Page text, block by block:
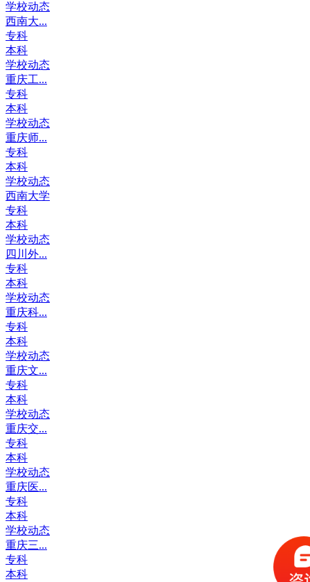
学校动态
西南大...
专科
本科
学校动态
重庆工...
专科
本科
学校动态
重庆师...
专科
本科
学校动态
西南大学
专科
本科
学校动态
四川外...
专科
本科
学校动态
重庆科...
专科
本科
学校动态
重庆文...
专科
本科
学校动态
重庆交...
专科
本科
学校动态
重庆医...
专科
本科
学校动态
重庆三...
专科
本科